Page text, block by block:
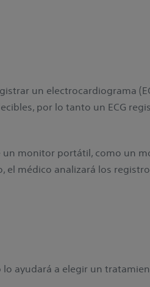
un electrocardiograma
por lo tanto un ECG
un monitor portátil, como un
el médico analizará los
lo ayudará a elegir un